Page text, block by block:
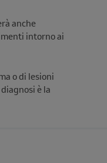
anche
intorno ai
o di lesioni
è la